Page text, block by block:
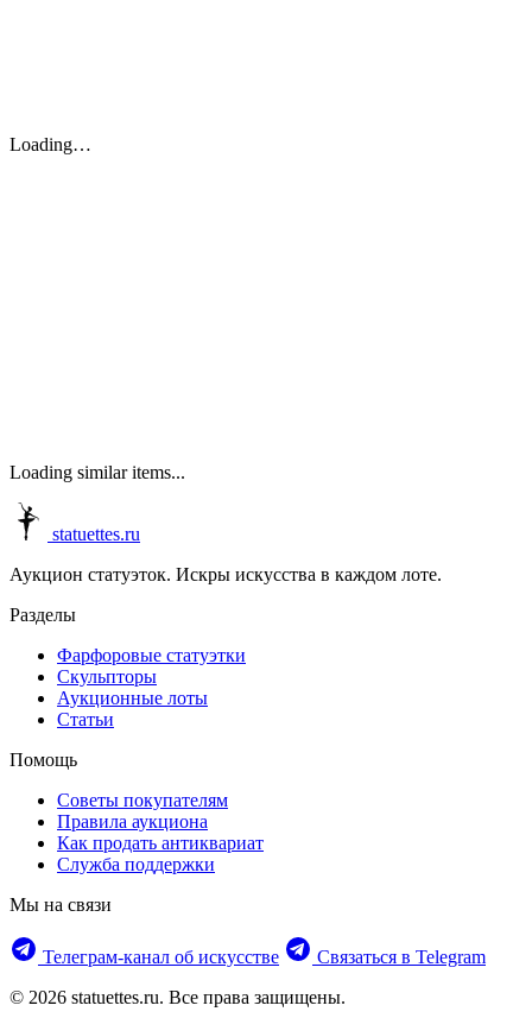
Loading…
Loading similar items...
statuettes.ru
Аукцион статуэток. Искры искусства в каждом лоте.
Разделы
Фарфоровые статуэтки
Скульпторы
Аукционные лоты
Статьи
Помощь
Советы покупателям
Правила аукциона
Как продать антиквариат
Служба поддержки
Мы на связи
Телеграм‑канал об искусстве
Связаться в Telegram
© 2026 statuettes.ru. Все права защищены.